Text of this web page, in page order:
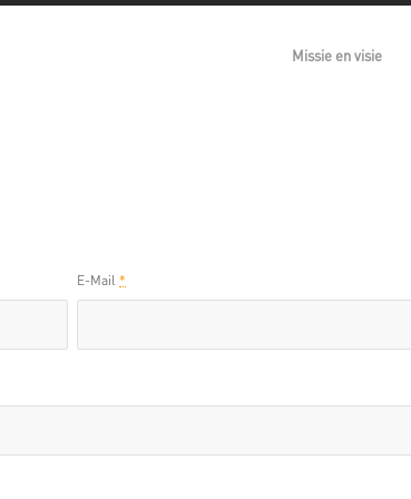
Missie en visie
E-Mail *